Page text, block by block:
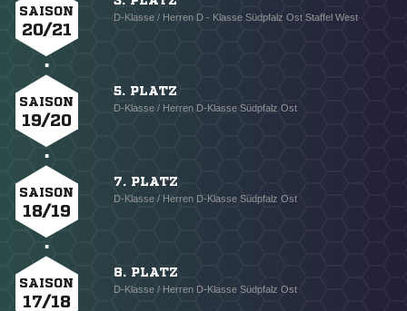
SAISON
20/21
D-Klasse / Herren D - Klasse Südpfalz Ost Staffel West
SAISON
19/20
5. PLATZ
D-Klasse / Herren D-Klasse Südpfalz Ost
SAISON
18/19
7. PLATZ
D-Klasse / Herren D-Klasse Südpfalz Ost
SAISON
17/18
8. PLATZ
D-Klasse / Herren D-Klasse Südpfalz Ost